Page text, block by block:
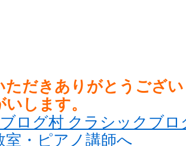
ただきありがとうござ
します。